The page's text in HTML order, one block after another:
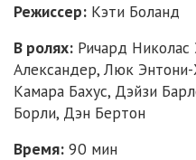
Режиссер: Кэти Боланд
В ролях: Ричард
Александер, Люк
Камара Бахус, Дэйзи
Борли, Дэн Бертон
Время: 90 мин